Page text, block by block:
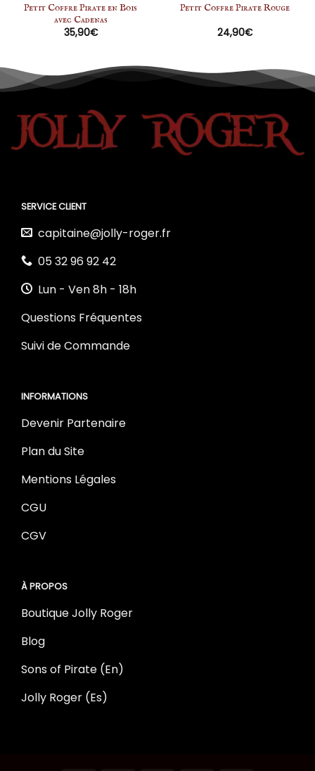
Petit Coffre Pirate en Bois
avec Cadenas
35,90€
Petit Coffre Pirate Rouge
24,90€
SERVICE CLIENT
capitaine@jolly-roger.fr
05 32 96 92 42
Lun - Ven 8h - 18h
Questions Fréquentes
Suivi de Commande
INFORMATIONS
Devenir Partenaire
Plan du Site
Mentions Légales
CGU
CGV
À PROPOS
Boutique Jolly Roger
Blog
Sons of Pirate (En)
Jolly Roger (Es)